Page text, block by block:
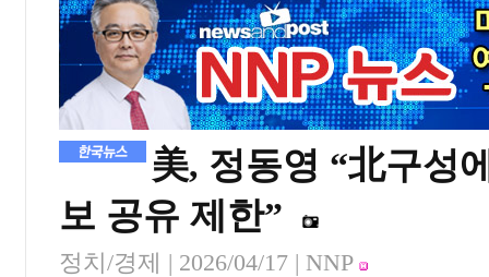
美, 정동영 “北구성
보 공유 제한”
정치/경제 | 2026/04/17 | NNP